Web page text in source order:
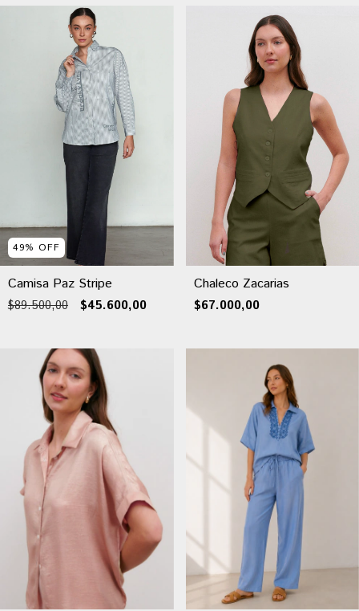
49% OFF
Camisa Paz Stripe
$89.500,00 $45.600,00
Chaleco Zacarias
$67.000,00